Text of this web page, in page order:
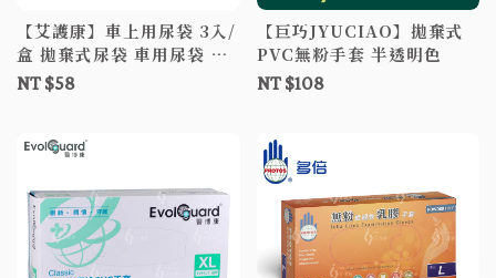
【艾護康】車上用尿袋 3入/
盒 拋棄式尿袋 車用尿袋 隨
身尿袋 一次性尿袋 塞車必
NT $58
【巨巧JYUCIAO】拋棄式
PVC無粉手套 半透明色
NT $108